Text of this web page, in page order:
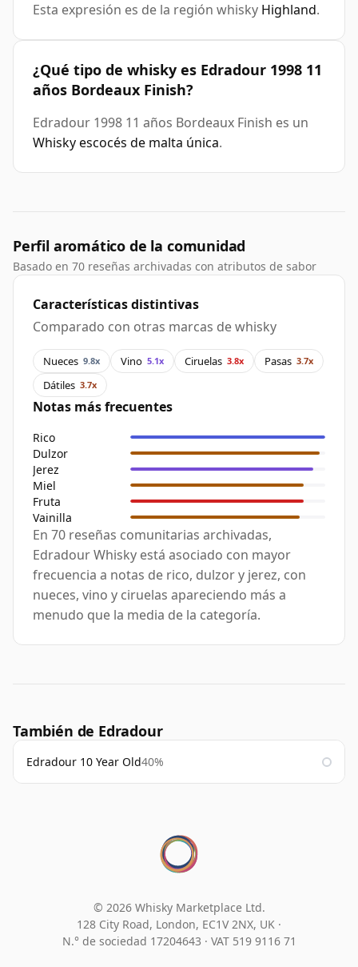
Esta expresión es de la región whisky Highland.
¿Qué tipo de whisky es Edradour 1998 11
años Bordeaux Finish?
Edradour 1998 11 años Bordeaux Finish es un
Whisky escocés de malta única.
Perfil aromático de la comunidad
Basado en 70 reseñas archivadas con atributos de sabor
Características distintivas
Comparado con otras marcas de whisky
Nueces 9.8x Vino 5.1x Ciruelas 3.8x Pasas 3.7x
Dátiles 3.7x
Notas más frecuentes
Rico
Dulzor
Jerez
Miel
Fruta
Vainilla
En 70 reseñas comunitarias archivadas,
Edradour Whisky está asociado con mayor
frecuencia a notas de rico, dulzor y jerez, con
nueces, vino y ciruelas apareciendo más a
menudo que la media de la categoría.
También de Edradour
Edradour 10 Year Old40%
© 2026 Whisky Marketplace Ltd.
128 City Road, London, EC1V 2NX, UK ·
N.° de sociedad 17204643 · VAT 519 9116 71